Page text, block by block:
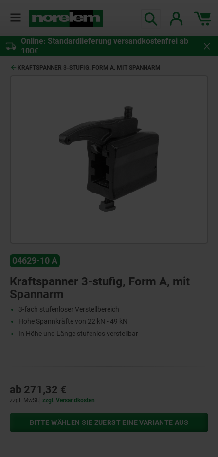
Online: Standardlieferung versandkostenfrei ab
100€
KRAFTSPANNER 3-STUFIG, FORM A, MIT SPANNARM
04629-10 A
Kraftspanner 3-stufig, Form A, mit
Spannarm
3-fach stufenloser Verstellbereich
Hohe Spannkräfte von 22 kN - 49 kN
In Höhe und Länge stufenlos verstellbar
ab 271,32 €
zzgl. MwSt. zzgl. Versandkosten
BITTE WÄHLEN SIE ZUERST EINE VARIANTE AUS